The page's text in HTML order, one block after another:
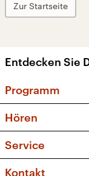
Zur Startseite
Entdecken Sie
Programm
Musikliste
Kakadu –
Hören
Service
FAQ
Kontakt